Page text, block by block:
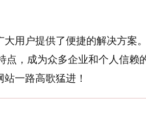
用户提供了便捷的解决方案。
点，成为众多企业和个人信赖
一路高歌猛进！